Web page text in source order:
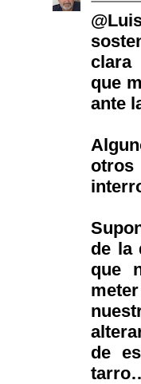
clara
que
ante
de la
que
de